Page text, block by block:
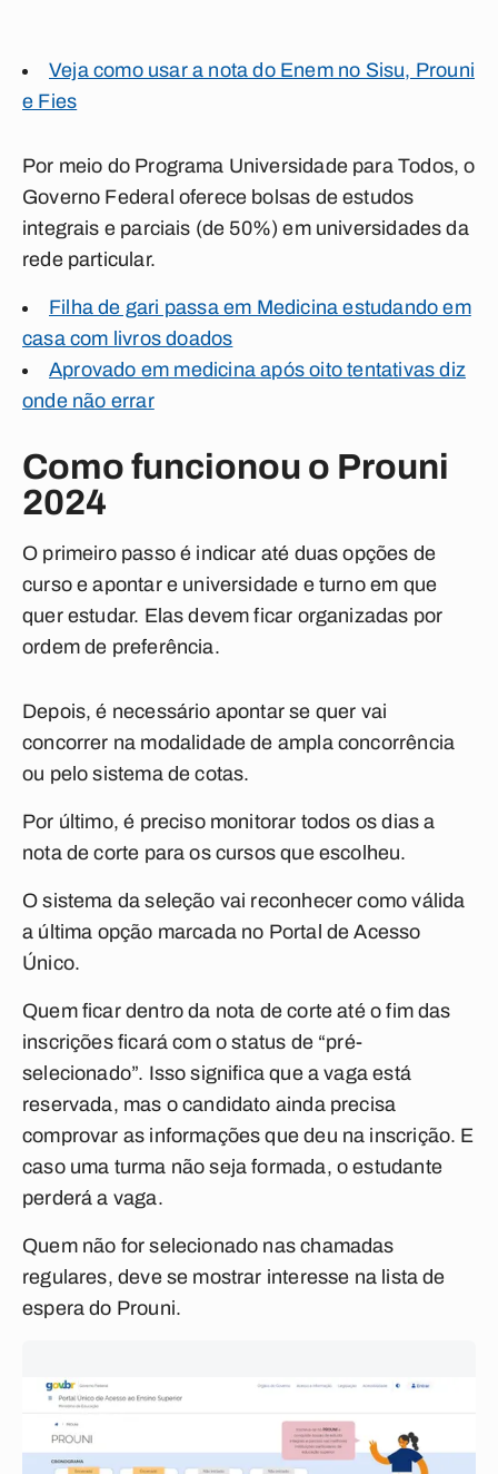
Veja como usar a nota do Enem no Sisu, Prouni
e Fies
Por meio do Programa Universidade para Todos, o
Governo Federal oferece bolsas de estudos
integrais e parciais (de 50%) em universidades da
rede particular.
Filha de gari passa em Medicina estudando em
casa com livros doados
Aprovado em medicina após oito tentativas diz
onde não errar
Como funcionou o Prouni
2024
O primeiro passo é indicar até duas opções de
curso e apontar e universidade e turno em que
quer estudar. Elas devem ficar organizadas por
ordem de preferência.
Depois, é necessário apontar se quer vai
concorrer na modalidade de ampla concorrência
ou pelo sistema de cotas.
Por último, é preciso monitorar todos os dias a
nota de corte para os cursos que escolheu.
O sistema da seleção vai reconhecer como válida
a última opção marcada no Portal de Acesso
Único.
Quem ficar dentro da nota de corte até o fim das
inscrições ficará com o status de “pré-
selecionado”. Isso significa que a vaga está
reservada, mas o candidato ainda precisa
comprovar as informações que deu na inscrição. E
caso uma turma não seja formada, o estudante
perderá a vaga.
Quem não for selecionado nas chamadas
regulares, deve se mostrar interesse na lista de
espera do Prouni.